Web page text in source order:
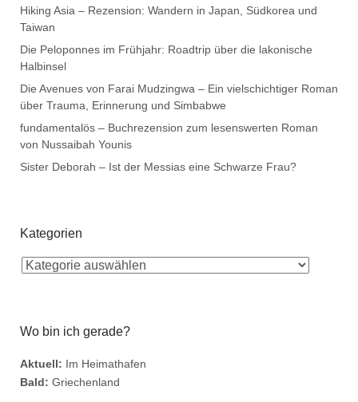
Hiking Asia – Rezension: Wandern in Japan, Südkorea und
Taiwan
Die Peloponnes im Frühjahr: Roadtrip über die lakonische
Halbinsel
Die Avenues von Farai Mudzingwa – Ein vielschichtiger Roman
über Trauma, Erinnerung und Simbabwe
fundamentalös – Buchrezension zum lesenswerten Roman
von Nussaibah Younis
Sister Deborah – Ist der Messias eine Schwarze Frau?
Kategorien
Wo bin ich gerade?
Aktuell: Im Heimathafen
Bald: Griechenland